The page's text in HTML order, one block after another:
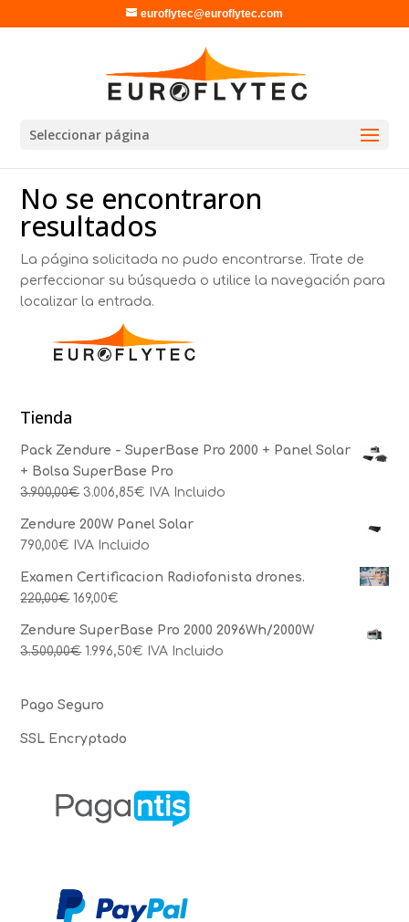
euroflytec@euroflytec.com
Seleccionar página
No se encontraron
resultados
La página solicitada no pudo encontrarse. Trate de
perfeccionar su búsqueda o utilice la navegación para
localizar la entrada.
Tienda
Pack Zendure - SuperBase Pro 2000 + Panel Solar
+ Bolsa SuperBase Pro
3.900,00€ 3.006,85€ IVA Incluido
Zendure 200W Panel Solar
790,00€ IVA Incluido
Examen Certificacion Radiofonista drones.
220,00€ 169,00€
Zendure SuperBase Pro 2000 2096Wh/2000W
3.500,00€ 1.996,50€ IVA Incluido
Pago Seguro
SSL Encryptado